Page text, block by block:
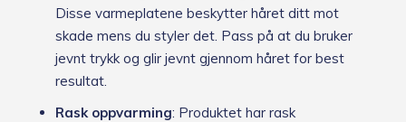
Disse varmeplatene beskytter håret ditt mot
skade mens du styler det. Pass på at du bruker
jevnt trykk og glir jevnt gjennom håret for best
resultat.
Rask oppvarming: Produktet har rask